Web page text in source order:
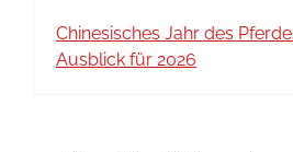
Chinesisches Jahr des
Ausblick für 2026